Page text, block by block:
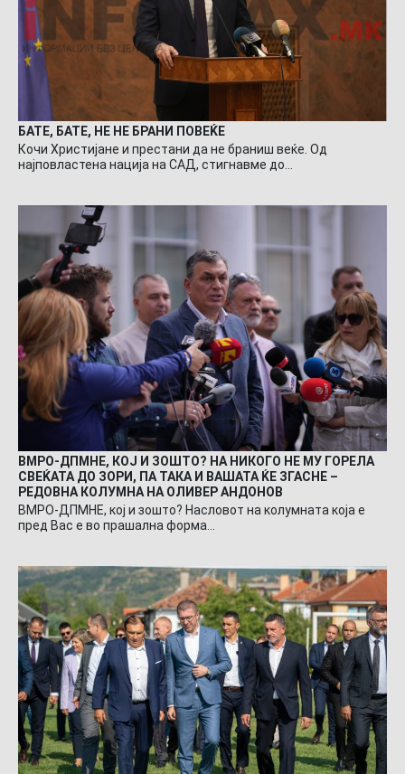
БАТЕ, БАТЕ, НЕ НЕ БРАНИ ПОВЕЌЕ
Кочи Христијане и престани да не браниш веќе. Од
најповластена нација на САД, стигнавме до…
ВМРО-ДПМНЕ, КОЈ И ЗОШТО? НА НИКОГО НЕ МУ ГОРЕЛА
СВЕЌАТА ДО ЗОРИ, ПА ТАКА И ВАШАТА ЌЕ ЗГАСНЕ –
РЕДОВНА КОЛУМНА НА ОЛИВЕР АНДОНОВ
ВМРО-ДПМНЕ, кој и зошто? Насловот на колумната која е
пред Вас е во прашална форма…